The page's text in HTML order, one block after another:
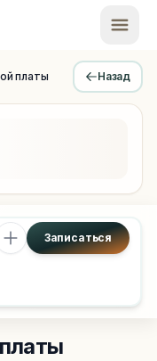
in Saint
платы Назад
Записаться